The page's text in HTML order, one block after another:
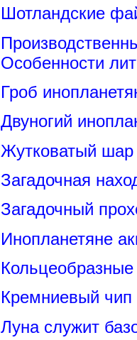
Шотландские
Особенности
Гроб
Двуногий
Жутковатый шар
Загадочная
Загадочный
Инопланетяне
Кремниевый
Луна служит